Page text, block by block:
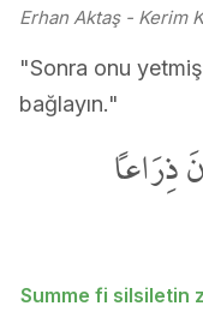
Erhan Aktaş- Kerim
"Sonra onu
bağlayın."
Summe fi silsiletin